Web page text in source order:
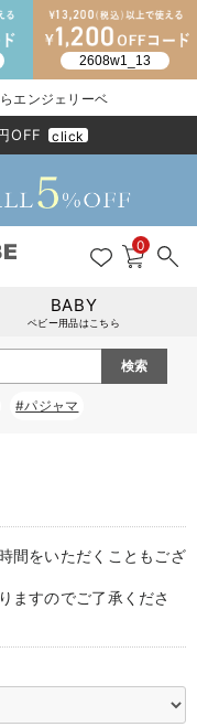
送料無料アイテム全て
パンツ
スカート
パジャマ
インナー
ブラキャミ おまとめ
MAX55%OFF ブラックフ
【37周年祭セール】
気温差別オススメア
マタニティウェア
こだわりの履き心地
レギンス
オフィス
きれいめスカート派
きれいめ美脚パンツ派
ツィード派
王道シンプル派
出産準備応援割全て
ベビー
【フォーマル】トッ
【ベビー】グッズ
コンビ肌着
短肌着
セット
快適ウェア10%OFF
春のマタニティワン
Iライン ・タイトシル
ジャンパースカート/
ワーク・オフィス
カジュアル
Gift Selection 出産
〜10,000円（税込）
10,001円（税込）〜
女の子におススメの
男の子におススメの
冬の冷え対策インナ
腹巻・ひざ上パンツ
保温&リカバリー
レギンス・タイツ
カップ付きインナー
入院準備の持ち物チ
産後に使うグッズ
冬のあったか特集全て
【冬のあったか特集
【冬のあったか特集
エンジェリーベ
以上で送料無料
OFF click
0
BABY
ベビー用品はこちら
#パジャマ
間をいただくこともござ
ますのでご了承くださ